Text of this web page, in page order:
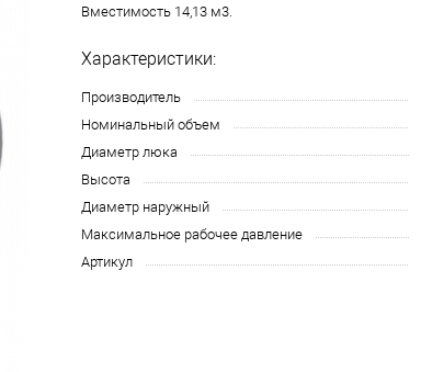
Вместимость 14,13 м3.
Характеристики:
Производитель
Номинальный объем
Диаметр люка
Высота
Диаметр наружный
Максимальное рабочее давление
Артикул